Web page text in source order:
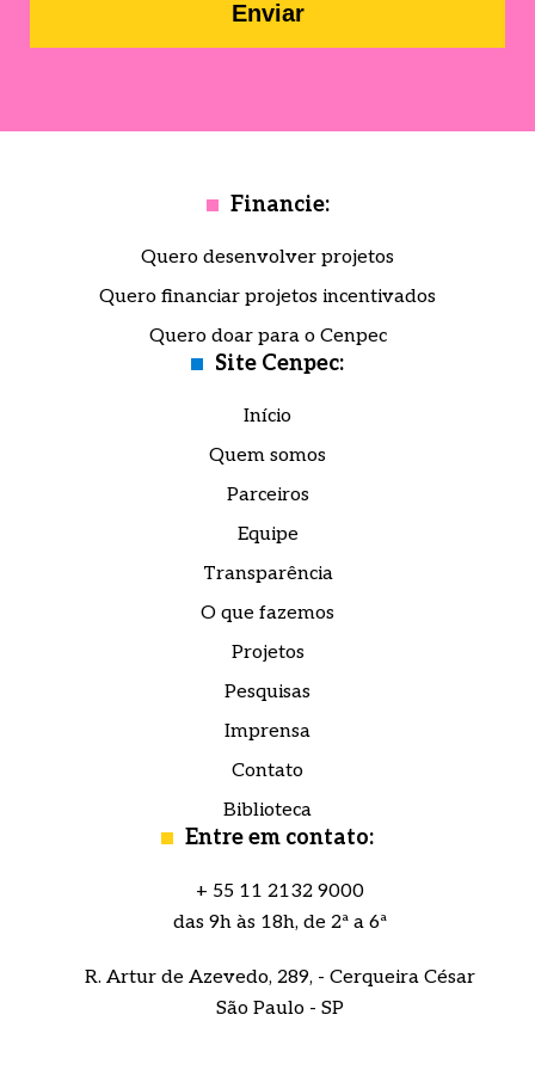
Enviar
Financie:
Quero desenvolver projetos
Quero financiar projetos incentivados
Quero doar para o Cenpec
Site Cenpec:
Início
Quem somos
Parceiros
Equipe
Transparência
O que fazemos
Projetos
Pesquisas
Imprensa
Contato
Biblioteca
Entre em contato:
+ 55 11 2132 9000
das 9h às 18h, de 2ª a 6ª
R. Artur de Azevedo, 289, - Cerqueira César
São Paulo - SP